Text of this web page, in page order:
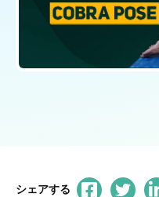
シェアする